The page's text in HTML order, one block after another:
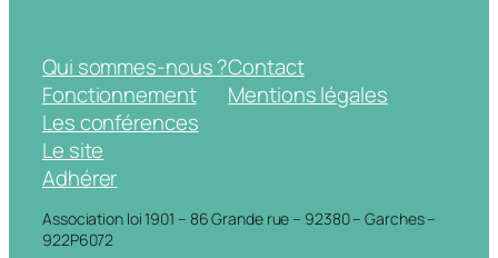
Qui sommes-nous ?
Fonctionnement
Les conférences
Le site
Adhérer
Contact
Mentions légales
Association loi 1901 – 86 Grande rue – 92380 – Garches –
922P6072